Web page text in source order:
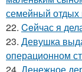
семейный отдых
22. Ceйчас я
23. Девушка
операционном